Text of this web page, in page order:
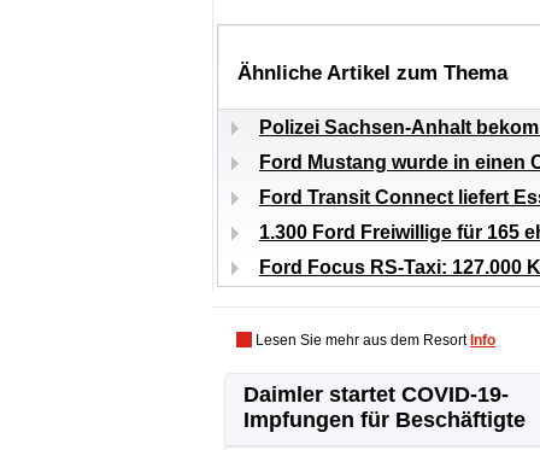
Ähnliche Artikel zum Thema
Polizei Sachsen-Anhalt
Ford Mustang wurde in einen
Ford Transit Connect liefert
1.300 Ford Freiwillige für 165
Ford Focus RS-Taxi: 127.000
Lesen Sie mehr aus dem Resort Info
Daimler startet COVID-19-
Impfungen für Beschäftigte